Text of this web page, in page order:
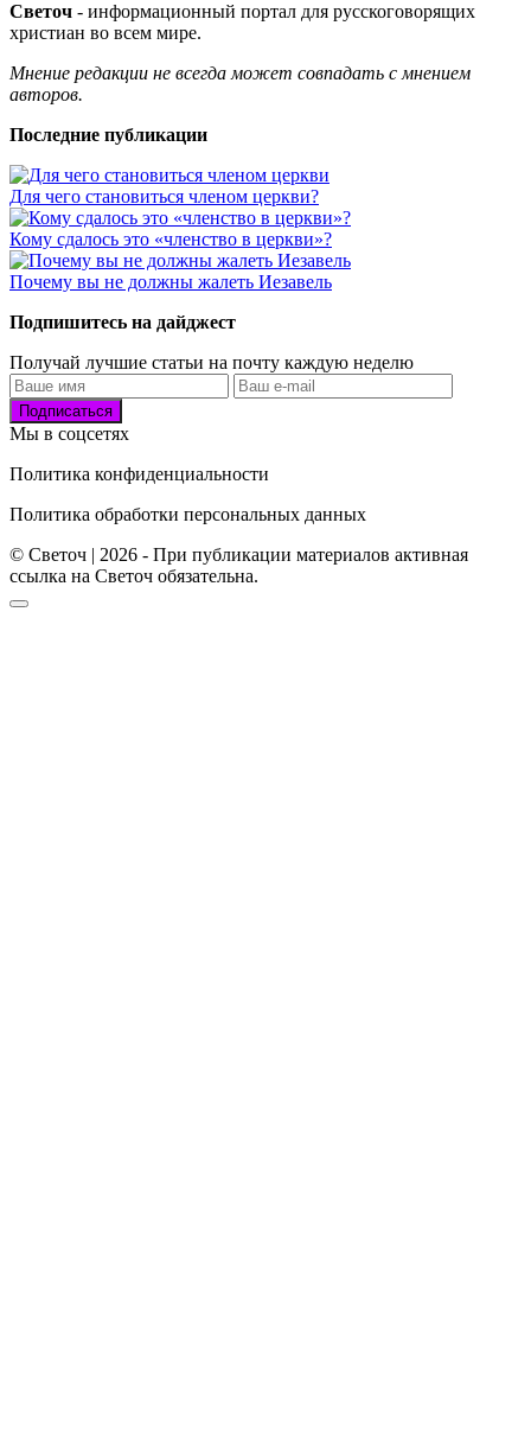
Светоч - информационный портал для русскоговорящих
христиан во всем мире.
Мнение редакции не всегда может совпадать с мнением
авторов.
Последние публикации
Для чего становиться членом церкви?
Кому сдалось это «членство в церкви»?
Почему вы не должны жалеть Иезавель
Подпишитесь на дайджест
Получай лучшие статьи на почту каждую неделю
Подписаться
Мы в соцсетях
Политика конфиденциальности
Политика обработки персональных данных
© Светоч | 2026 - При публикации материалов активная
ссылка на Светоч обязательна.